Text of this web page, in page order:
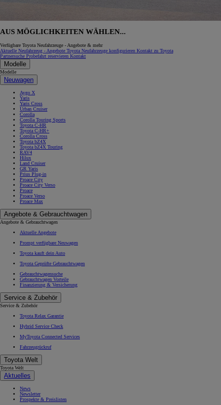
AUS MÖGLICHKEITEN WÄHLEN...
Verfügbare Toyota Neufahrzeuge - Angebote & mehr
Aktuelle Neufahrzeug - Angebote Toyota Neufahrzeuge konfigurieren Kontakt zu Toyota
Partnersuche Probefahrt reservieren Kontakt
Modelle
Modelle
Neuwagen
Aygo X
Yaris
Yaris Cross
Urban Cruiser
Corolla
Corolla Touring Sports
Toyota C-HR
Toyota C-HR+
Corolla Cross
Toyota bZ4X
Toyota bZ4X Touring
RAV4
Hilux
Land Cruiser
GR Yaris
Prius Plug-in
Proace City
Proace City Verso
Proace
Proace Verso
Proace Max
Angebote & Gebrauchtwagen
Angebote & Gebrauchtwagen
Aktuelle Angebote
Prompt verfügbare Neuwagen
Toyota kauft dein Auto
Toyota Geprüfte Gebrauchtwagen
Gebrauchtwagensuche
Gebrauchtwagen Vorteile
Finanzierung & Versicherung
Service & Zubehör
Service & Zubehör
Toyota Relax Garantie
Hybrid Service Check
MyToyota Connected Services
Fahrzeugrückruf
Toyota Welt
Toyota Welt
Aktuelles
News
Newsletter
Prospekte & Preislisten